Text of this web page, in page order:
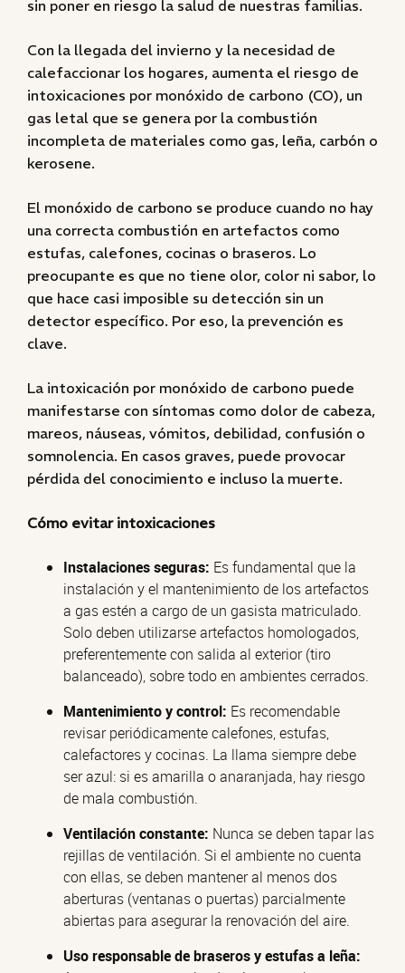
sin poner en riesgo la salud de nuestras familias.
Con la llegada del invierno y la necesidad de
calefaccionar los hogares, aumenta el riesgo de
intoxicaciones por monóxido de carbono (CO), un
gas letal que se genera por la combustión
incompleta de materiales como gas, leña, carbón o
kerosene.
El monóxido de carbono se produce cuando no hay
una correcta combustión en artefactos como
estufas, calefones, cocinas o braseros. Lo
preocupante es que no tiene olor, color ni sabor, lo
que hace casi imposible su detección sin un
detector específico. Por eso, la prevención es
clave.
La intoxicación por monóxido de carbono puede
manifestarse con síntomas como dolor de cabeza,
mareos, náuseas, vómitos, debilidad, confusión o
somnolencia. En casos graves, puede provocar
pérdida del conocimiento e incluso la muerte.
Cómo evitar intoxicaciones
Instalaciones seguras: Es fundamental que la
instalación y el mantenimiento de los artefactos
a gas estén a cargo de un gasista matriculado.
Solo deben utilizarse artefactos homologados,
preferentemente con salida al exterior (tiro
balanceado), sobre todo en ambientes cerrados.
Mantenimiento y control: Es recomendable
revisar periódicamente calefones, estufas,
calefactores y cocinas. La llama siempre debe
ser azul: si es amarilla o anaranjada, hay riesgo
de mala combustión.
Ventilación constante: Nunca se deben tapar las
rejillas de ventilación. Si el ambiente no cuenta
con ellas, se deben mantener al menos dos
aberturas (ventanas o puertas) parcialmente
abiertas para asegurar la renovación del aire.
Uso responsable de braseros y estufas a leña: